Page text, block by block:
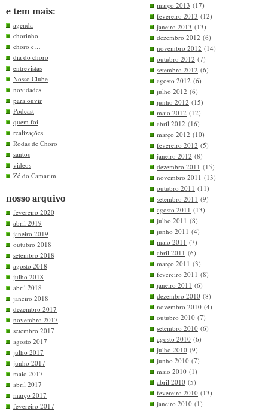
e tem mais:
agenda
chorinho
choro e…
dia do choro
entrevistas
Nosso Clube
novidades
para ouvir
Podcast
quem foi
realizações
Rodas de Choro
santos
videos
Zé do Camarim
nosso arquivo
fevereiro 2020
abril 2019
janeiro 2019
outubro 2018
setembro 2018
agosto 2018
julho 2018
abril 2018
janeiro 2018
dezembro 2017
novembro 2017
setembro 2017
agosto 2017
julho 2017
junho 2017
maio 2017
abril 2017
março 2017
fevereiro 2017
março 2013 (17)
fevereiro 2013 (12)
janeiro 2013 (13)
dezembro 2012 (6)
novembro 2012 (14)
outubro 2012 (7)
setembro 2012 (6)
agosto 2012 (6)
julho 2012 (6)
junho 2012 (15)
maio 2012 (12)
abril 2012 (16)
março 2012 (10)
fevereiro 2012 (5)
janeiro 2012 (8)
dezembro 2011 (15)
novembro 2011 (13)
outubro 2011 (11)
setembro 2011 (9)
agosto 2011 (13)
julho 2011 (8)
junho 2011 (4)
maio 2011 (7)
abril 2011 (6)
março 2011 (3)
fevereiro 2011 (8)
janeiro 2011 (6)
dezembro 2010 (8)
novembro 2010 (4)
outubro 2010 (7)
setembro 2010 (6)
agosto 2010 (6)
julho 2010 (9)
junho 2010 (7)
maio 2010 (1)
abril 2010 (5)
fevereiro 2010 (13)
janeiro 2010 (1)